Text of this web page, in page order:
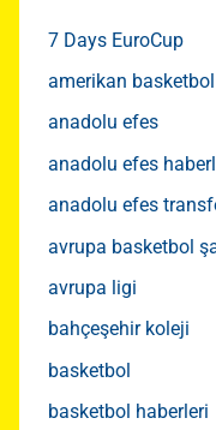
7 Days EuroCup
amerikan
anadolu efes
anadolu efes
anadolu efes
avrupa basketbol
avrupa ligi
bahçeşehir koleji
basketbol
basketbol haberleri